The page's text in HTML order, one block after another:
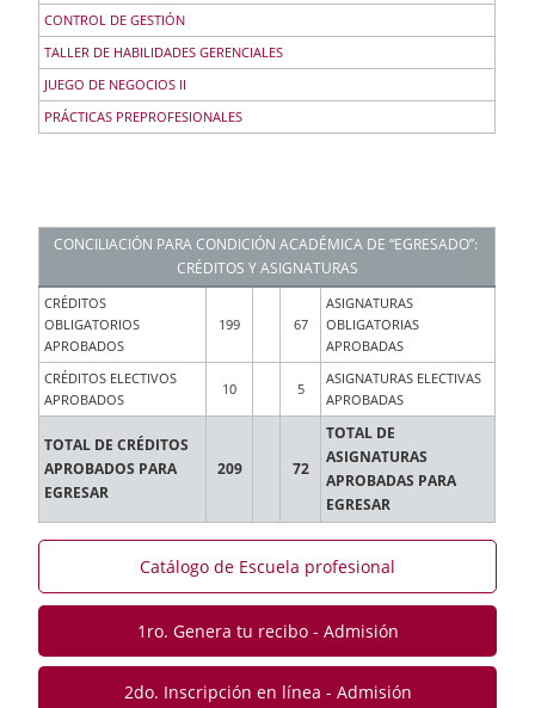
CONTROL DE GESTIÓN
TALLER DE HABILIDADES GERENCIALES
JUEGO DE NEGOCIOS II
PRÁCTICAS PREPROFESIONALES
CONCILIACIÓN PARA CONDICIÓN ACADÉMICA DE “EGRESADO”:
CRÉDITOS Y ASIGNATURAS
CRÉDITOS
OBLIGATORIOS
APROBADOS
199 67
ASIGNATURAS
OBLIGATORIAS
APROBADAS
CRÉDITOS ELECTIVOS
APROBADOS
10 5
ASIGNATURAS ELECTIVAS
APROBADAS
TOTAL DE CRÉDITOS
APROBADOS PARA
EGRESAR
209 72
TOTAL DE
ASIGNATURAS
APROBADAS PARA
EGRESAR
Catálogo de Escuela profesional
1ro. Genera tu recibo - Admisión
2do. Inscripción en línea - Admisión